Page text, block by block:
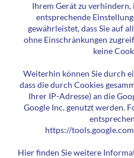
Ihrem Gerät zu
entsprechende
gewährleistet, dass Sie auf
ohne Einschränkungen
keine
Weiterhin können Sie durch
dass die durch Cookies
Ihrer IP-Adresse) an die
Google Inc. genutzt werden.
https://
Hier finden Sie weitere